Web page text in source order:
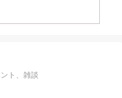
ト、雑談